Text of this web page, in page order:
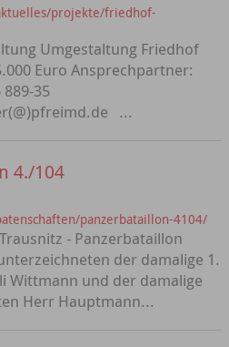
projekte/friedhof-
Umgestaltung Friedhof
Euro Ansprechpartner:
35
...
4./104
panzerbataillon-4104/
- Panzerbataillon
der damalige 1.
Wittmann und der damalige
Herr Hauptmann...